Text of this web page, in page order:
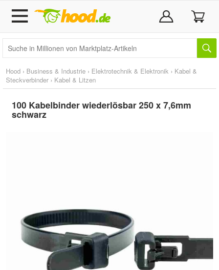
Hood › Business & Industrie › Elektrotechnik & Elektronik › Kabel &
Steckverbinder › Kabel & Litzen
100 Kabelbinder wiederlösbar 250 x 7,6mm
schwarz